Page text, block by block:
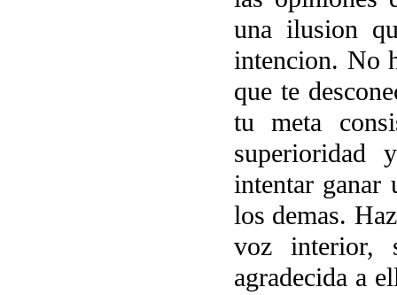
una ilusion
intencion. No
que te
tu meta
superioridad
intentar ganar
los demas.
voz interior,
agradecida a